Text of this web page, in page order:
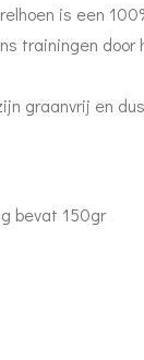
is een
trainingen
graanvrij en
bevat 150gr